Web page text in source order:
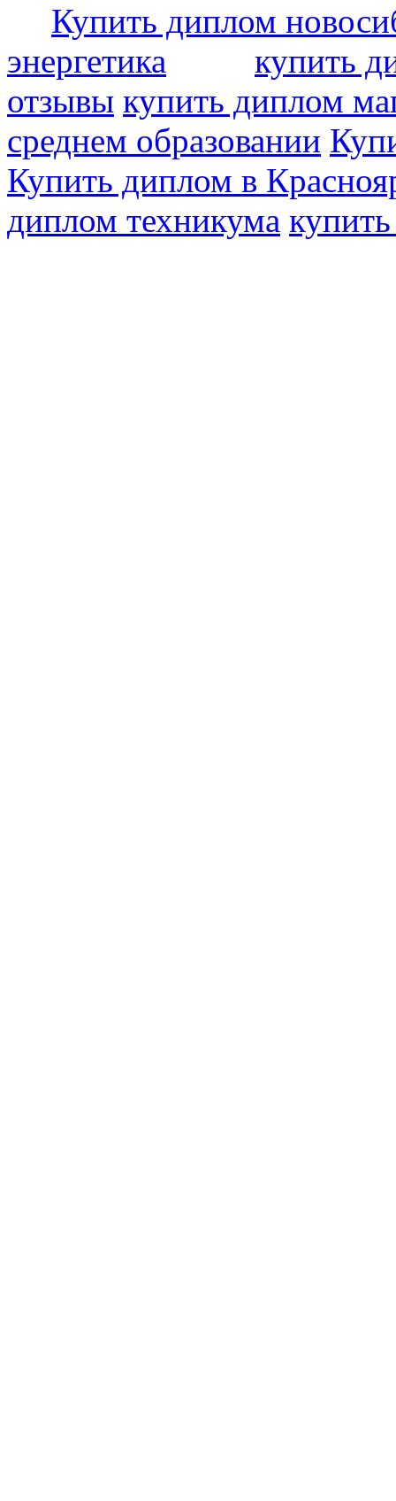
Купить диплом
энергетика
купить
отзывы купить диплом
среднем образовании
Купить диплом в
диплом техникума